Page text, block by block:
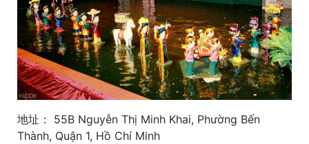
地址： 55B Nguyễn Thị Minh Khai, Phường Bến
Thành, Quận 1, Hồ Chí Minh